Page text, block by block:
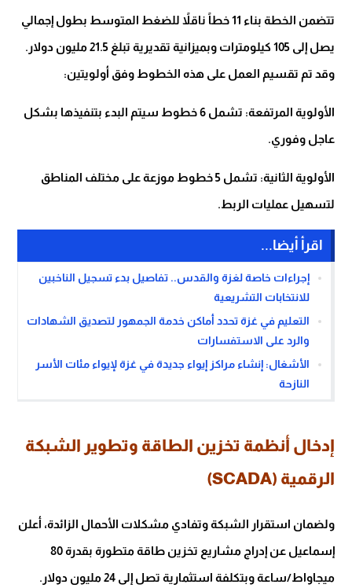
تتضمن الخطة بناء 11 خطاً ناقلاً للضغط المتوسط بطول إجمالي
يصل إلى 105 كيلومترات وبميزانية تقديرية تبلغ 21.5 مليون دولار.
وقد تم تقسيم العمل على هذه الخطوط وفق أولويتين:
الأولوية المرتفعة: تشمل 6 خطوط سيتم البدء بتنفيذها بشكل
عاجل وفوري.
الأولوية الثانية: تشمل 5 خطوط موزعة على مختلف المناطق
لتسهيل عمليات الربط.
اقرأ أيضا...
إجراءات خاصة لغزة والقدس.. تفاصيل بدء تسجيل الناخبين
للانتخابات التشريعية
التعليم في غزة تحدد أماكن خدمة الجمهور لتصديق الشهادات
والرد على الاستفسارات
الأشغال: إنشاء مراكز إيواء جديدة في غزة لإيواء مئات الأسر
النازحة
إدخال أنظمة تخزين الطاقة وتطوير الشبكة
الرقمية (SCADA)
ولضمان استقرار الشبكة وتفادي مشكلات الأحمال الزائدة، أعلن
إسماعيل عن إدراج مشاريع تخزين طاقة متطورة بقدرة 80
ميجاواط/ساعة وبتكلفة استثمارية تصل إلى 24 مليون دولار.